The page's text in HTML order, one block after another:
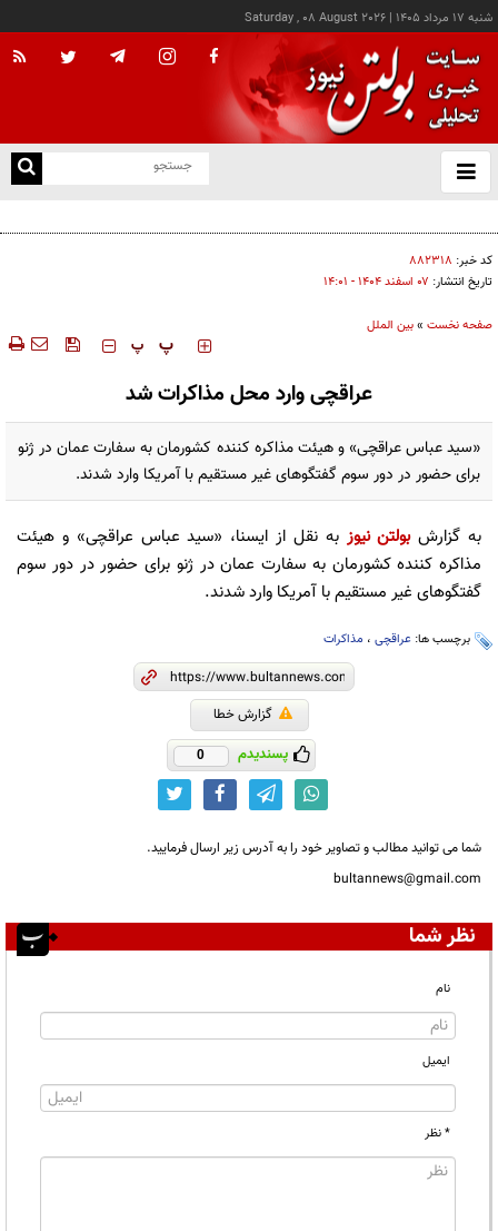
شنبه ۱۷ مرداد ۱۴۰۵ |
Saturday , 08 August 2026
باز
و
کد خبر: ۸۸۲۳۱۸
تاریخ انتشار: ۰۷ اسفند ۱۴۰۴ - ۱۴:۰۱
صفحه نخست »بین الملل
‍‍‍ پ پ
عراقچی وارد محل مذاکرات شد
«سید عباس عراقچی» و هیئت مذاکره کننده کشورمان به سفارت عمان در ژنو
برای حضور در دور سوم گفتگوهای غیر مستقیم با آمریکا وارد شدند.
به گزارشبولتن نیوز به نقل از ایسنا، «سید عباس عراقچی» و هیئت
مذاکره کننده کشورمان به سفارت عمان در ژنو برای حضور در دور سوم
گفتگوهای غیر مستقیم با آمریکا وارد شدند.
برچسب ها: عراقچی ، مذاکرات
گزارش خطا
پسندیدم 0
شما می توانید مطالب و تصاویر خود را به آدرس زیر ارسال فرمایید.
bultannews@gmail.com
نظر شما
نام
ایمیل
* نظر